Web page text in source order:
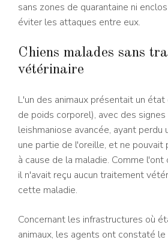
sans zones de quarantaine ni
éviter les attaques entre eux.
Chiens malades sans
vétérinaire
L'un des animaux présentait un
de poids corporel), avec des
leishmaniose avancée, ayant
une partie de l'oreille, et ne
à cause de la maladie. Comme
il n'avait reçu aucun traitement
cette maladie.
Concernant les infrastructures où
animaux, les agents ont constaté le